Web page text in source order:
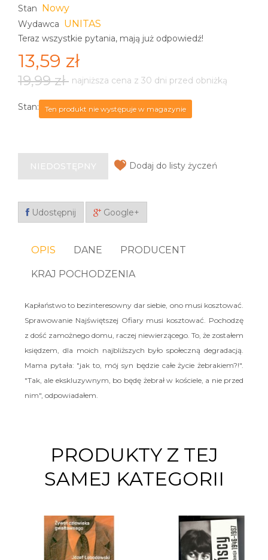
Stan Nowy
Wydawca UNITAS
Teraz wszystkie pytania, mają już odpowiedź!
13,59 zł
19,99 zł najniższa cena z 30 dni przed obniżką
Stan: Ten produkt nie występuje w magazynie
NIEDOSTĘPNY Dodaj do listy życzeń
Udostępnij Google+
OPIS DANE PRODUCENT
KRAJ POCHODZENIA
Kapłaństwo to bezinteresowny dar siebie, ono musi kosztować.
Sprawowanie Najświętszej Ofiary musi kosztować. Pochodzę
z dość zamożnego domu, raczej niewierzącego. To, że zostałem
księdzem, dla moich najbliższych było społeczną degradacją.
Mama pytała: "jak to, mój syn będzie całe życie żebrakiem?!".
"Tak, ale ekskluzywnym, bo będę żebrał w kościele, a nie przed
nim", odpowiadałem.
PRODUKTY Z TEJ
SAMEJ KATEGORII